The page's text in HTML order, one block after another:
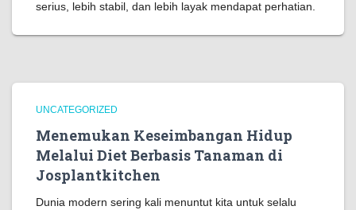
serius, lebih stabil, dan lebih layak mendapat perhatian.
UNCATEGORIZED
Menemukan Keseimbangan Hidup
Melalui Diet Berbasis Tanaman di
Josplantkitchen
Dunia modern sering kali menuntut kita untuk selalu